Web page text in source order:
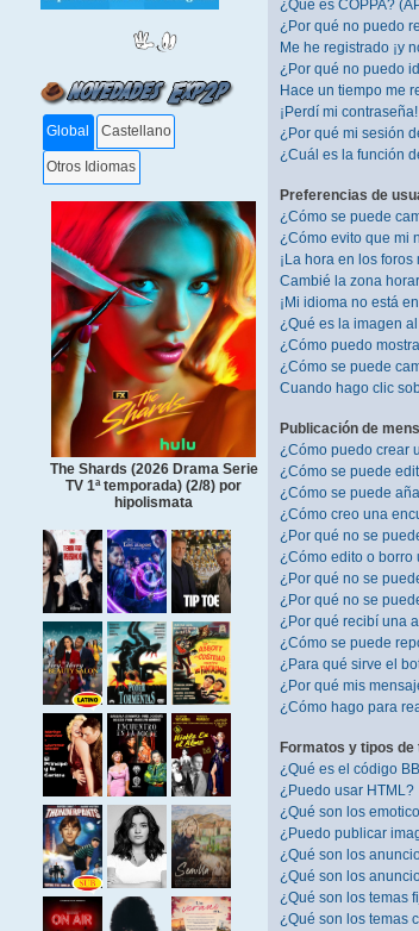
Global Castellano
Otros Idiomas
The Shards (2026 Drama Serie
TV 1ª temporada) (2/8) por
hipolismata
¿Qué es COPPA?
¿Por qué no puedo
Me he registrado ¡y
¿Por qué no puedo
Hace un tiempo me
¡Perdí mi contraseña!
¿Por qué mi sesión
¿Cuál es la función
Preferencias de
¿Cómo se puede
¿Cómo evito que mi
¡La hora en los foros
Cambié la zona
¡Mi idioma no está
¿Qué es la imagen
¿Cómo puedo
¿Cómo se puede
Cuando hago clic
Publicación de
¿Cómo puedo crear
¿Cómo se puede
¿Cómo se puede
¿Cómo creo una
¿Por qué no se
¿Cómo edito o borro
¿Por qué no se
¿Por qué no se
¿Por qué recibí una
¿Cómo se puede
¿Para qué sirve el
¿Por qué mis
¿Cómo hago para
Formatos y tipos de
¿Qué es el código
¿Puedo usar HTML?
¿Qué son los
¿Puedo publicar
¿Qué son los
¿Qué son los
¿Qué son los temas
¿Qué son los temas